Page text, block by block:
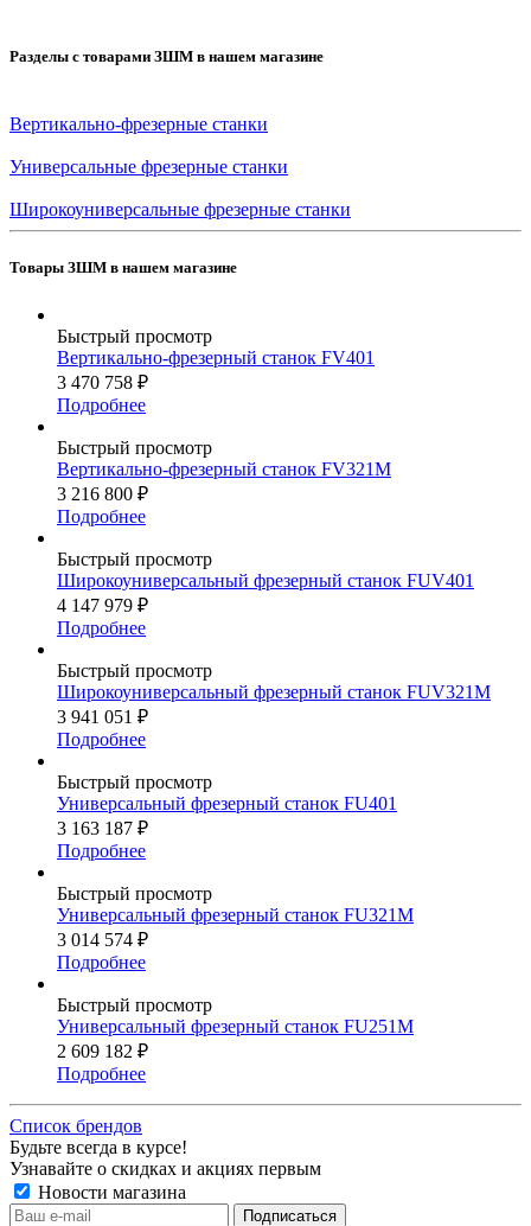
Разделы с товарами ЗШМ в нашем магазине
Вертикально-фрезерные станки
Универсальные фрезерные станки
Широкоуниверсальные фрезерные станки
Товары ЗШМ в нашем магазине
Быстрый просмотр
Вертикально-фрезерный станок FV401
3 470 758 ₽
Подробнее
Быстрый просмотр
Вертикально-фрезерный станок FV321M
3 216 800 ₽
Подробнее
Быстрый просмотр
Широкоуниверсальный фрезерный станок FUV401
4 147 979 ₽
Подробнее
Быстрый просмотр
Широкоуниверсальный фрезерный станок FUV321M
3 941 051 ₽
Подробнее
Быстрый просмотр
Универсальный фрезерный станок FU401
3 163 187 ₽
Подробнее
Быстрый просмотр
Универсальный фрезерный станок FU321M
3 014 574 ₽
Подробнее
Быстрый просмотр
Универсальный фрезерный станок FU251M
2 609 182 ₽
Подробнее
Список брендов
Будьте всегда в курсе!
Узнавайте о скидках и акциях первым
Новости магазина